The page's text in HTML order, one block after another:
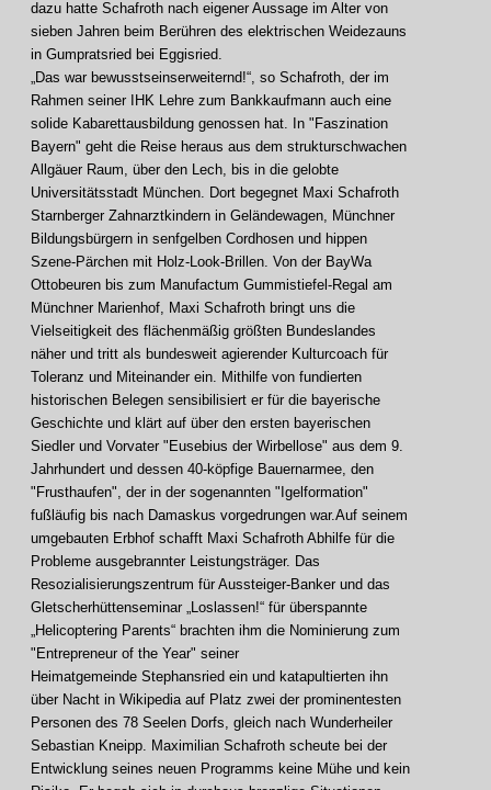
dazu hatte Schafroth nach eigener Aussage im Alter von
sieben Jahren beim Berühren des elektrischen Weidezauns
in Gumpratsried bei Eggisried.
„Das war bewusstseinserweiternd!“, so Schafroth, der im
Rahmen seiner IHK Lehre zum Bankkaufmann auch eine
solide Kabarettausbildung genossen hat. In "Faszination
Bayern" geht die Reise heraus aus dem strukturschwachen
Allgäuer Raum, über den Lech, bis in die gelobte
Universitätsstadt München. Dort begegnet Maxi Schafroth
Starnberger Zahnarztkindern in Geländewagen, Münchner
Bildungsbürgern in senfgelben Cordhosen und hippen
Szene-Pärchen mit Holz-Look-Brillen. Von der BayWa
Ottobeuren bis zum Manufactum Gummistiefel-Regal am
Münchner Marienhof, Maxi Schafroth bringt uns die
Vielseitigkeit des flächenmäßig größten Bundeslandes
näher und tritt als bundesweit agierender Kulturcoach für
Toleranz und Miteinander ein. Mithilfe von fundierten
historischen Belegen sensibilisiert er für die bayerische
Geschichte und klärt auf über den ersten bayerischen
Siedler und Vorvater "Eusebius der Wirbellose" aus dem 9.
Jahrhundert und dessen 40-köpfige Bauernarmee, den
"Frusthaufen", der in der sogenannten "Igelformation"
fußläufig bis nach Damaskus vorgedrungen war.Auf seinem
umgebauten Erbhof schafft Maxi Schafroth Abhilfe für die
Probleme ausgebrannter Leistungsträger. Das
Resozialisierungszentrum für Aussteiger-Banker und das
Gletscherhüttenseminar „Loslassen!“ für überspannte
„Helicoptering Parents“ brachten ihm die Nominierung zum
"Entrepreneur of the Year" seiner
Heimatgemeinde Stephansried ein und katapultierten ihn
über Nacht in Wikipedia auf Platz zwei der prominentesten
Personen des 78 Seelen Dorfs, gleich nach Wunderheiler
Sebastian Kneipp. Maximilian Schafroth scheute bei der
Entwicklung seines neuen Programms keine Mühe und kein